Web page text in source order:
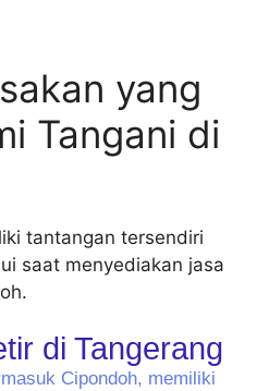
yang
Tangani di
tantangan tersendiri
saat menyediakan jasa
di Tangerang
Cipondoh, memiliki